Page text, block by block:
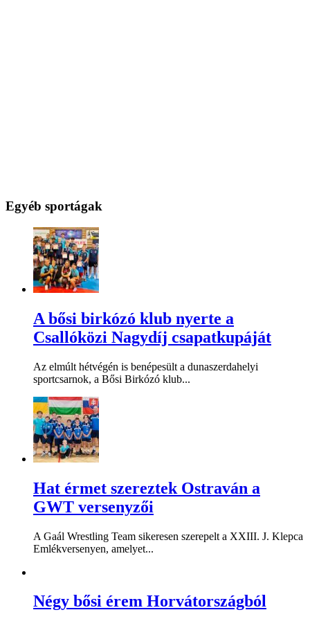
Egyéb sportágak
A bősi birkózó klub nyerte a
Csallóközi Nagydíj csapatkupáját
Az elmúlt hétvégén is benépesült a dunaszerdahelyi
sportcsarnok, a Bősi Birkózó klub...
Hat érmet szereztek Ostraván a
GWT versenyzői
A Gaál Wrestling Team sikeresen szerepelt a XXIII. J. Klepca
Emlékversenyen, amelyet...
Négy bősi érem Horvátországból